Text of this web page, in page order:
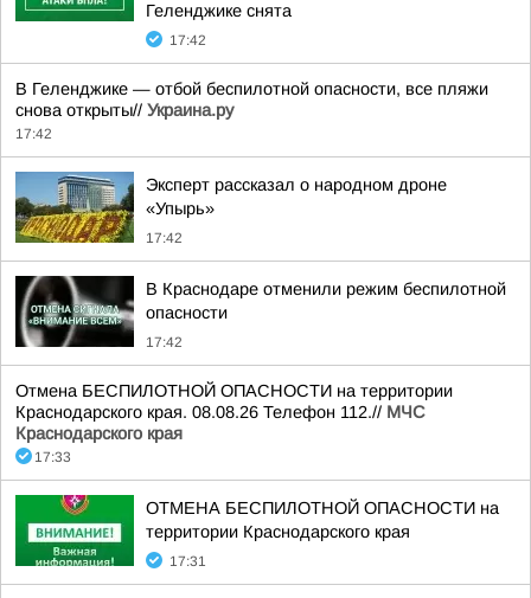
Геленджике снята
17:42
В Геленджике — отбой беспилотной опасности, все пляжи
снова открыты// Украина.ру
17:42
Эксперт рассказал о народном дроне
«Упырь»
17:42
В Краснодаре отменили режим беспилотной
опасности
17:42
Отмена БЕСПИЛОТНОЙ ОПАСНОСТИ на территории
Краснодарского края. 08.08.26 Телефон 112.// МЧС
Краснодарского края
17:33
ОТМЕНА БЕСПИЛОТНОЙ ОПАСНОСТИ на
территории Краснодарского края
17:31